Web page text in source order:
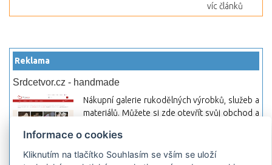
víc článků
Reklama
Srdcetvor.cz - handmade
Nákupní galerie rukodělných výrobků, služeb a
materiálů. Můžete si zde otevřít svůj obchod a
hosting
Informace o cookies
Kliknutím na tlačítko Souhlasím se vším se uloží